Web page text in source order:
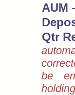
AUM
Qtr
be